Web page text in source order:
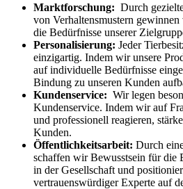
Marktforschung:
Durch
von⁤ Verhaltensmustern
die Bedürfnisse unserer
Personalisierung: Jeder​
einzigartig. Indem wir unsere⁤
auf individuelle Bedürfnisse
Bindung zu unseren Kunden
Kundenservice:
Wir legen
Kundenservice. Indem wir auf
und professionell reagieren,
Kunden.
Öffentlichkeitsarbeit: Durch
schaffen wir Bewusstsein ‌für die
in der⁤ Gesellschaft und
vertrauenswürdiger Experte auf